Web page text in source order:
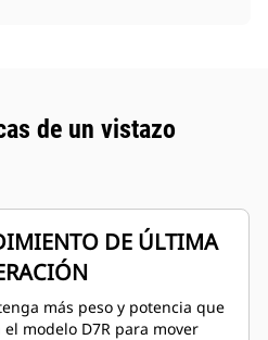
de un vistazo
DE ÚLTIMA
más peso y potencia que
el modelo D7R para mover